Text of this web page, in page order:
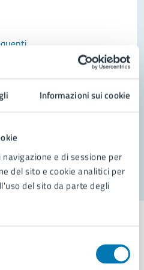
Informazioni sui cookie
e di sessione per
del sito e cookie analitici per
del sito da parte degli